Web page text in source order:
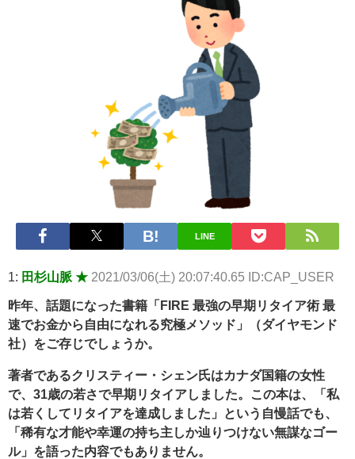
【画像】人気Vチューバーさん、とんでもない姿を披露ｗｗｗｗｗ
【悲報】2050年の日本、独身ボッチ祭りが現実になるとかｗｗｗ
ｗ 他 / 2chnaviヘッドライン
Powered by livedoor 相互RSS
LINE
1: 田杉山脈 ★ 2021/03/06(土) 20:07:40.65 ID:CAP_USER
昨年、話題になった書籍「FIRE 最強の早期リタイア術 最
速でお金から自由になれる究極メソッド」（ダイヤモンド
社）をご存じでしょうか。
著者であるクリスティー・シェン氏はカナダ国籍の女性
で、31歳の若さで早期リタイアしました。この本は、「私
は若くしてリタイアを達成しました」という自慢話でも、
「稀有な才能や幸運の持ち主しか辿りつけない無謀なゴー
ル」を語った内容でもありません。